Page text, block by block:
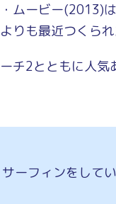
ムービー(2013)
りも最近つくられ
チ2とともに人気
ーフィンをして